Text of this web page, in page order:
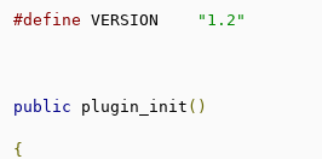
#define VERSION "1.2"
public plugin_init ()
{